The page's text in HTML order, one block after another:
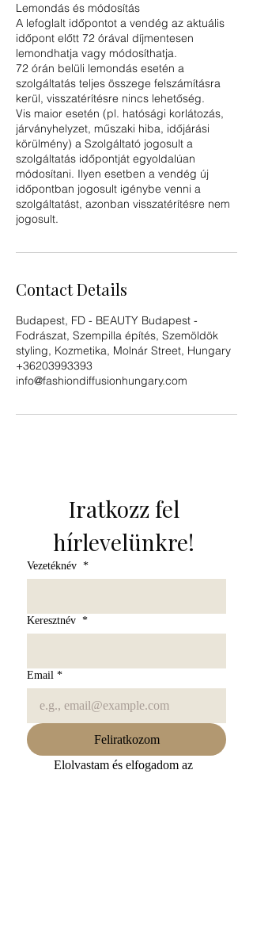
Lemondás és módosítás
A lefoglalt időpontot a vendég az aktuális
időpont előtt 72 órával díjmentesen
lemondhatja vagy módosíthatja.
72 órán belüli lemondás esetén a
szolgáltatás teljes összege felszámításra
kerül, visszatérítésre nincs lehetőség.
Vis maior esetén (pl. hatósági korlátozás,
járványhelyzet, műszaki hiba, időjárási
körülmény) a Szolgáltató jogosult a
szolgáltatás időpontját egyoldalúan
módosítani. Ilyen esetben a vendég új
időpontban jogosult igénybe venni a
szolgáltatást, azonban visszatérítésre nem
jogosult.
Contact Details
Budapest, FD - BEAUTY Budapest -
Fodrászat, Szempilla építés, Szemöldök
styling, Kozmetika, Molnár Street, Hungary
+36203993393
info@fashiondiffusionhungary.com
Iratkozz fel
hírlevelünkre!
Vezetéknév *
Keresztnév *
Email *
Feliratkozom
Elolvastam és elfogadom az